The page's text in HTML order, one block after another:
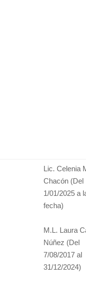
Lic. Celenia
Chacón (Del
1/01/2025 a
fecha)
M.L. Laura
Núñez (Del
7/08/2017 al
31/12/2024)